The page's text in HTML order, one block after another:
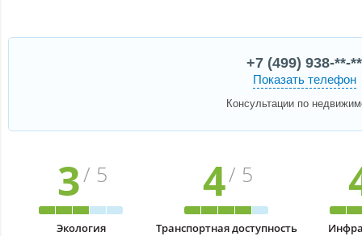
+7 (499) 938-**-**
Показать телефон
Консультации по
3/ 5
Экология
4/ 5
Транспортная доступность